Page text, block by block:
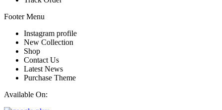
Footer Menu
Instagram profile
New Collection
Shop
Contact Us
Latest News
Purchase Theme
Available On: